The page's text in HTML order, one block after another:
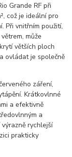
Grande RF při
což je ideální pro
Při vnitřním použití,
může
větších ploch
ovládat je společně
záření,
Krátkovlnné
a efektivně
a
rychlejší
prakticky